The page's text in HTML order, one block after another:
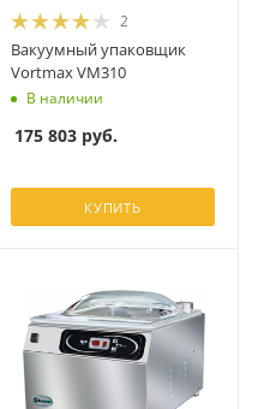
2
Вакуумный упаковщик
Vortmax VM310
В наличии
175 803 руб.
КУПИТЬ